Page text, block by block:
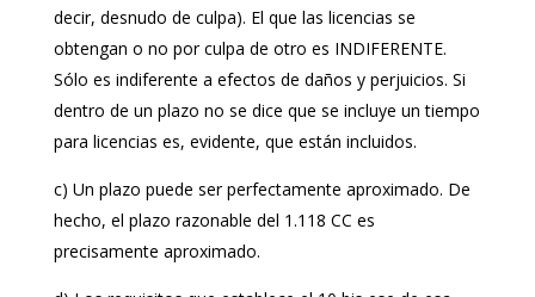
decir, desnudo de culpa). El que las licencias se
obtengan o no por culpa de otro es INDIFERENTE.
Sólo es indiferente a efectos de daños y perjuicios. Si
dentro de un plazo no se dice que se incluye un tiempo
para licencias es, evidente, que están incluidos.
c) Un plazo puede ser perfectamente aproximado. De
hecho, el plazo razonable del 1.118 CC es
precisamente aproximado.